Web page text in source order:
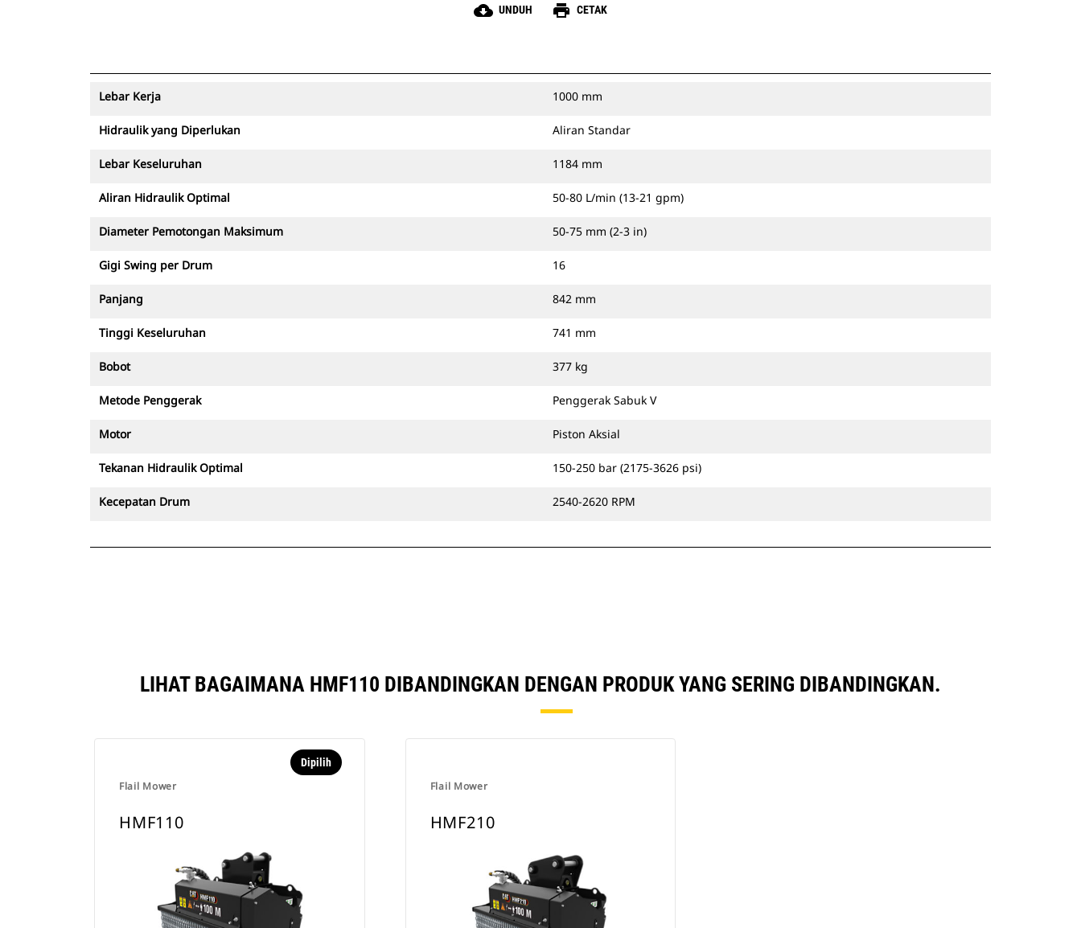
cloud_download UNDUH print CETAK
Lebar Kerja 1000 mm
Hidraulik yang Diperlukan Aliran Standar
Lebar Keseluruhan 1184 mm
Aliran Hidraulik Optimal 50-80 L/min (13-21 gpm)
Diameter Pemotongan Maksimum 50-75 mm (2-3 in)
Gigi Swing per Drum 16
Panjang 842 mm
Tinggi Keseluruhan 741 mm
Bobot 377 kg
Metode Penggerak Penggerak Sabuk V
Motor Piston Aksial
Tekanan Hidraulik Optimal 150-250 bar (2175-3626 psi)
Kecepatan Drum 2540-2620 RPM
LIHAT BAGAIMANA HMF110 DIBANDINGKAN DENGAN PRODUK YANG SERING DIBANDINGKAN.
Flail Mower
Dipilih
HMF110
Flail Mower
HMF210